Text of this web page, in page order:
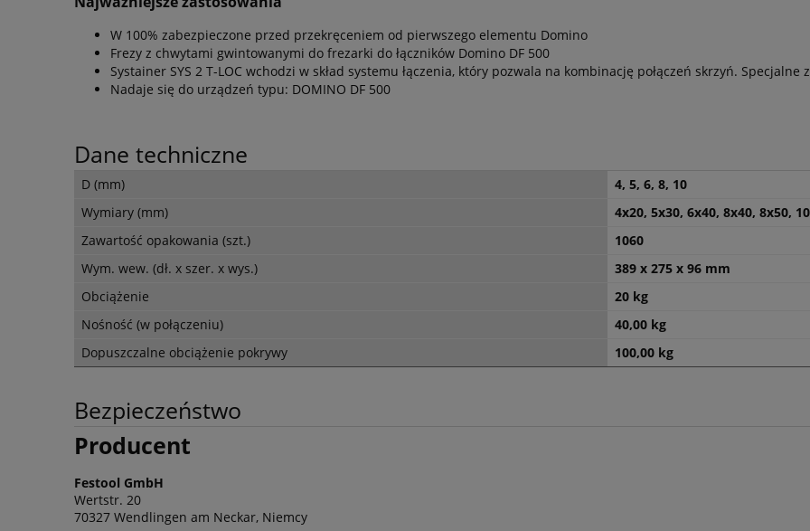
W 100% zabezpieczone przed przekręceniem od pierwszego elementu Domino
Frezy z chwytami gwintowanymi do frezarki do łączników Domino DF 500
Systainer SYS 2 T-LOC wchodzi w skład systemu łączenia, który pozwala na kombinację połączeń skrzyń.
Nadaje się do urządzeń typu: DOMINO DF 500
Dane techniczne
D (mm)
4, 5, 6, 8, 10
Wymiary (mm)
4x20, 5x30, 6x40, 8x40, 8x50,
Zawartość opakowania (szt.)
1060
Wym. wew. (dł. x szer. x wys.)
389 x 275 x 96 mm
Obciążenie
20 kg
Nośność (w połączeniu)
40,00 kg
Dopuszczalne obciążenie pokrywy
100,00 kg
Bezpieczeństwo
Producent
Festool GmbH
Wertstr. 20
70327 Wendlingen am Neckar, Niemcy